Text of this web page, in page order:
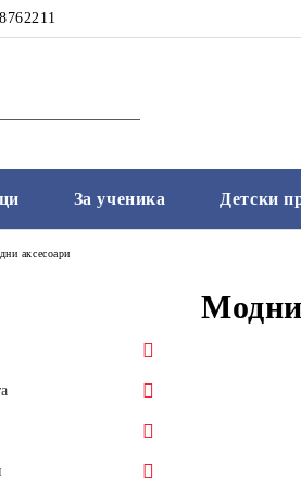
За ученика Детски
аксесоари
Модни